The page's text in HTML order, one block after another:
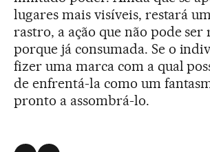
lugares mais visíveis, restará
rastro, a ação que não pode
porque já consumada. Se o
fizer uma marca com a qual
de enfrentá-la como um
pronto a assombrá-lo.